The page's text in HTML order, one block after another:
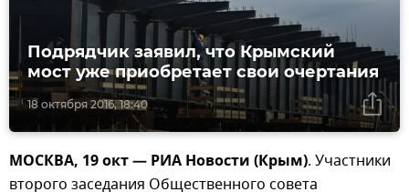
18 октября 2016, 18:40
Подрядчик заявил, что Крымский
мост уже приобретает свои очертания
МОСКВА, 19 окт — РИА Новости (Крым). Участники
второго заседания Общественного совета